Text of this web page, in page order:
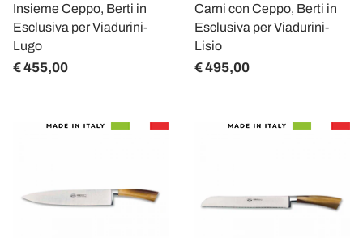
Insieme Ceppo, Berti in
Esclusiva per Viadurini-
Lugo
€ 455,00
Carni con Ceppo, Berti in
Esclusiva per Viadurini-
Lisio
€ 495,00